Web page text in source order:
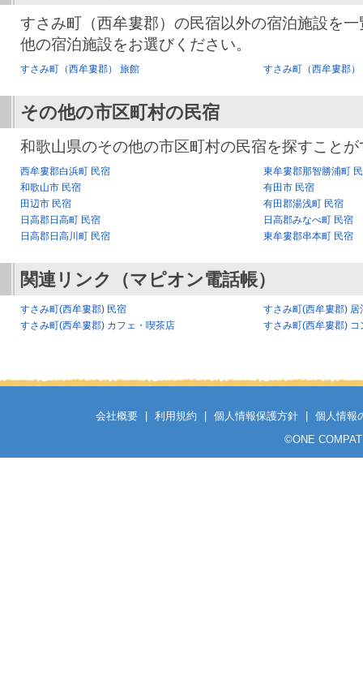
すさみ町（西牟婁郡）の民宿以外の宿泊施設を
他の宿泊施設をお選びください。
すさみ町（西牟婁郡） 旅館 すさみ町（西牟婁郡
その他の市区町村の民宿
和歌山県のその他の市区町村の民宿を探すこと
西牟婁郡白浜町 民宿
東牟婁郡那智勝浦町
和歌山市 民宿
有田市 民宿
田辺市 民宿
有田郡湯浅町 民宿
日高郡日高町 民宿
日高郡みなべ町 民宿
日高郡日高川町 民宿
東牟婁郡串本町 民宿
関連リンク（マピオン電話帳）
すさみ町(西牟婁郡) 民宿
すさみ町(西牟婁郡)
すさみ町(西牟婁郡) カフェ・喫茶店
すさみ町(西牟婁郡) コ
会社概要 利用規約 個人情報保護方針
個人情報
©ONE